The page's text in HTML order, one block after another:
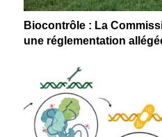
Biocontrôle : La
une réglementation